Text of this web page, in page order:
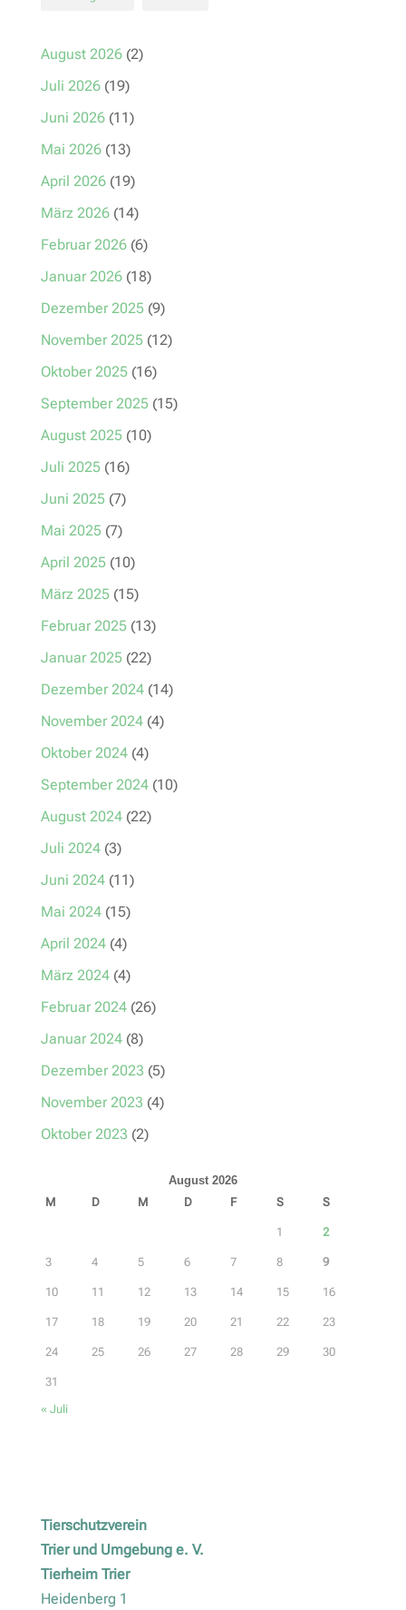
August 2026(2)
Juli 2026(19)
Juni 2026(11)
Mai 2026(13)
April 2026(19)
März 2026(14)
Februar 2026(6)
Januar 2026(18)
Dezember 2025(9)
November 2025(12)
Oktober 2025(16)
September 2025(15)
August 2025(10)
Juli 2025(16)
Juni 2025(7)
Mai 2025(7)
April 2025(10)
März 2025(15)
Februar 2025(13)
Januar 2025(22)
Dezember 2024(14)
November 2024(4)
Oktober 2024(4)
September 2024(10)
August 2024(22)
Juli 2024(3)
Juni 2024(11)
Mai 2024(15)
April 2024(4)
März 2024(4)
Februar 2024(26)
Januar 2024(8)
Dezember 2023 (5)
November 2023 (4)
Oktober 2023 (2)
August 2026
M
D M D F S S
1 2
3 4 5 6 7 8 9
10 11 12 13 14 15 16
17 18 19 20 21 22 23
24 25 26 27 28 29 30
31
« Juli
Tierschutzverein
Trier und Umgebung e. V.
Tierheim Trier
Heidenberg 1